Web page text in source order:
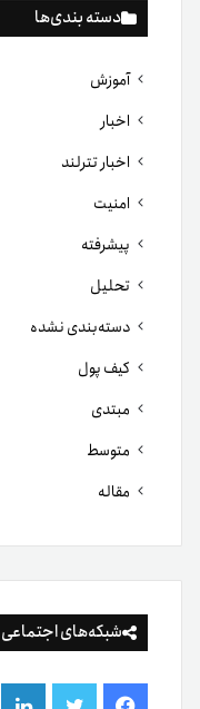
دسته بندی‌ها
آموزش
اخبار
اخبار تترلند
امنیت
پیشرفته
تحلیل
دسته‌بندی نشده
کیف پول
مبتدی
متوسط
مقاله
شبکه‌های اجتماعی